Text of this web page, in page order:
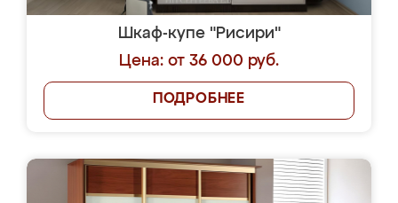
Шкаф-купе "Рисири"
Цена: от 36 000 руб.
ПОДРОБНЕЕ